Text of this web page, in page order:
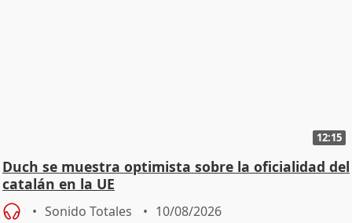
12:15
Duch se muestra optimista sobre la oficialidad del
catalán en la UE
Sonido Totales 10/08/2026